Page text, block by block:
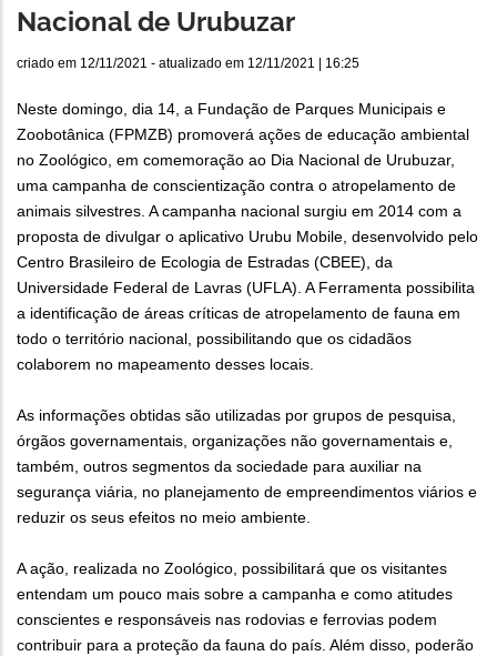
Nacional de Urubuzar
criado em 12/11/2021 - atualizado em 12/11/2021 | 16:25
Neste domingo, dia 14, a Fundação de Parques Municipais e
Zoobotânica (FPMZB) promoverá ações de educação ambiental
no Zoológico, em comemoração ao Dia Nacional de Urubuzar,
uma campanha de conscientização contra o atropelamento de
animais silvestres. A campanha nacional surgiu em 2014 com a
proposta de divulgar o aplicativo Urubu Mobile, desenvolvido pelo
Centro Brasileiro de Ecologia de Estradas (CBEE), da
Universidade Federal de Lavras (UFLA). A Ferramenta possibilita
a identificação de áreas críticas de atropelamento de fauna em
todo o território nacional, possibilitando que os cidadãos
colaborem no mapeamento desses locais.
As informações obtidas são utilizadas por grupos de pesquisa,
órgãos governamentais, organizações não governamentais e,
também, outros segmentos da sociedade para auxiliar na
segurança viária, no planejamento de empreendimentos viários e
reduzir os seus efeitos no meio ambiente.
A ação, realizada no Zoológico, possibilitará que os visitantes
entendam um pouco mais sobre a campanha e como atitudes
conscientes e responsáveis nas rodovias e ferrovias podem
contribuir para a proteção da fauna do país. Além disso, poderão